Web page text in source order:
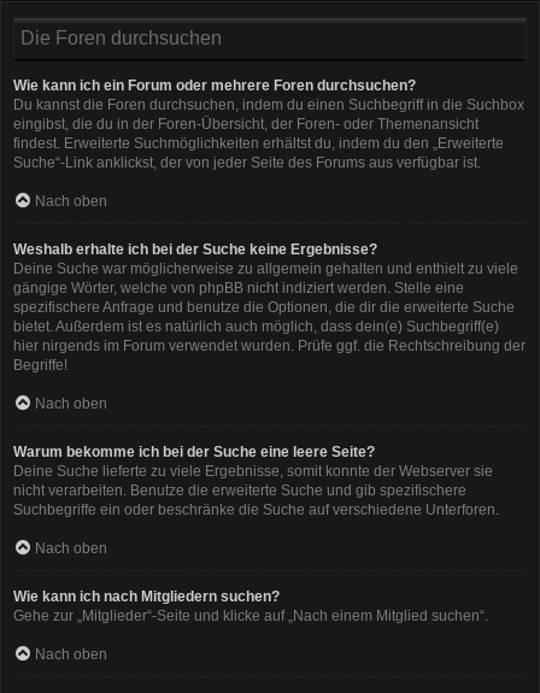
Die Foren durchsuchen
Wie kann ich ein Forum oder mehrere Foren durchsuchen?
Du kannst die Foren durchsuchen, indem du einen Suchbegriff in die Suchbox
eingibst, die du in der Foren-Übersicht, der Foren- oder Themenansicht
findest. Erweiterte Suchmöglichkeiten erhältst du, indem du den „Erweiterte
Suche“-Link anklickst, der von jeder Seite des Forums aus verfügbar ist.
Nach oben
Weshalb erhalte ich bei der Suche keine Ergebnisse?
Deine Suche war möglicherweise zu allgemein gehalten und enthielt zu viele
gängige Wörter, welche von phpBB nicht indiziert werden. Stelle eine
spezifischere Anfrage und benutze die Optionen, die dir die erweiterte Suche
bietet. Außerdem ist es natürlich auch möglich, dass dein(e) Suchbegriff(e)
hier nirgends im Forum verwendet wurden. Prüfe ggf. die Rechtschreibung der
Begriffe!
Nach oben
Warum bekomme ich bei der Suche eine leere Seite?
Deine Suche lieferte zu viele Ergebnisse, somit konnte der Webserver sie
nicht verarbeiten. Benutze die erweiterte Suche und gib spezifischere
Suchbegriffe ein oder beschränke die Suche auf verschiedene Unterforen.
Nach oben
Wie kann ich nach Mitgliedern suchen?
Gehe zur „Mitglieder“-Seite und klicke auf „Nach einem Mitglied suchen“.
Nach oben